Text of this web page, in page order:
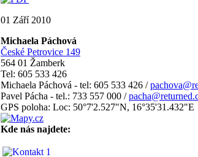
01 Září 2010
Michaela Páchová
České Petrovice 149
564 01 Žamberk
Tel: 605 533 426
Michaela Páchová - tel: 605 533 426 /
Pavel Pácha - tel.: 733 557 000 /
GPS poloha: Loc: 50°7'2.527"N, 16°35'31.432"E
Kde nás najdete: